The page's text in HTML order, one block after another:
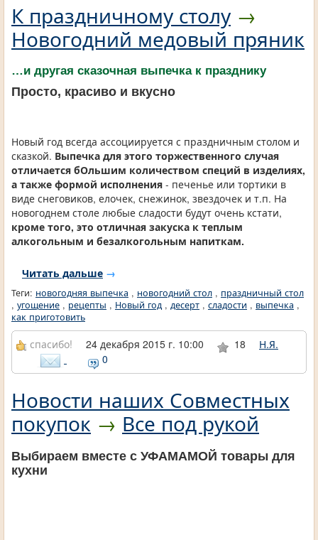
К праздничному столу→
Новогодний медовый пряник
…и другая сказочная выпечка к празднику
Просто, красиво и вкусно
Новый год всегда ассоциируется с праздничным столом и
сказкой. Выпечка для этого торжественного случая
отличается бОльшим количеством специй в изделиях,
а также формой исполнения - печенье или тортики в
виде снеговиков, елочек, снежинок, звездочек и т.п. На
новогоднем столе любые сладости будут очень кстати,
кроме того, это отличная закуска к теплым
алкогольным и безалкогольным напиткам.
Читать дальше →
Теги: новогодняя выпечка , новогодний стол , праздничный стол
, угощение , рецепты , Новый год , десерт , сладости , выпечка ,
как приготовить
спасибо! 24 декабря 2015 г. 10:00 18
Н.Я.
0
Новости наших Совместных
покупок → Все под рукой
Выбираем вместе с УФАМАМОЙ товары для
кухни